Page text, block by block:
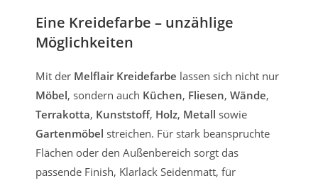
Eine Kreidefarbe – unzählige
Möglichkeiten
Mit der Melflair Kreidefarbe lassen sich nicht nur
Möbel, sondern auch Küchen, Fliesen, Wände,
Terrakotta, Kunststoff, Holz, Metall sowie
Gartenmöbel streichen. Für stark beanspruchte
Flächen oder den Außenbereich sorgt das
passende Finish, Klarlack Seidenmatt, für